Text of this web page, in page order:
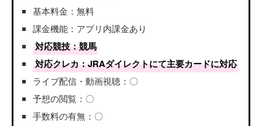
基本料金：無料
課金機能：アプリ内課金あり
対応競技：競馬
対応クレカ：JRAダイレクトにて主要カードに対応
ライブ配信・動画視聴：〇
予想の閲覧：〇
手数料の有無：〇